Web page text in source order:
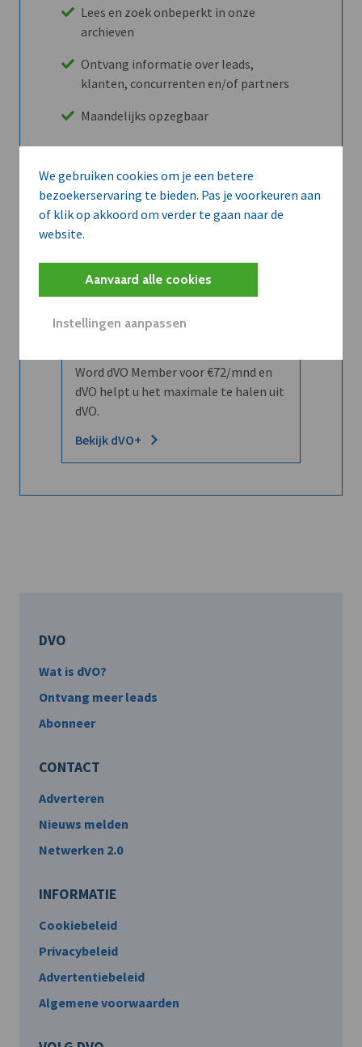
We gebruiken cookies om je een betere
bezoekerservaring te bieden. Pas je voorkeuren aan
of klik op akkoord om verder te gaan naar de
website.
Aanvaard alle cookies
Instellingen aanpassen
Lees en zoek onbeperkt in onze
archieven
Ontvang informatie over leads,
klanten, concurrenten en/of partners
Maandelijks opzegbaar
Ontdek alle voordelen
Wilt u niet enkel de dVO community
leren kennen maar dat men u ook
Word dVO Member voor €72/mnd en
dVO helpt u het maximale te halen uit
dVO.
Bekijk dVO+
DVO
Wat is dVO?
Ontvang meer leads
Abonneer
CONTACT
Adverteren
Nieuws melden
Netwerken 2.0
INFORMATIE
Cookiebeleid
Privacybeleid
Advertentiebeleid
Algemene voorwaarden